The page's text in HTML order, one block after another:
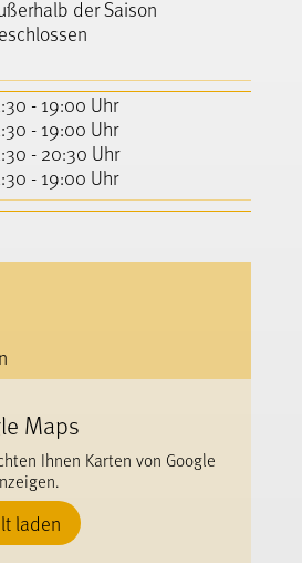
der Saison
- 19:00 Uhr
- 19:00 Uhr
- 20:30 Uhr
- 19:00 Uhr
Maps
Ihnen Karten von Google
laden